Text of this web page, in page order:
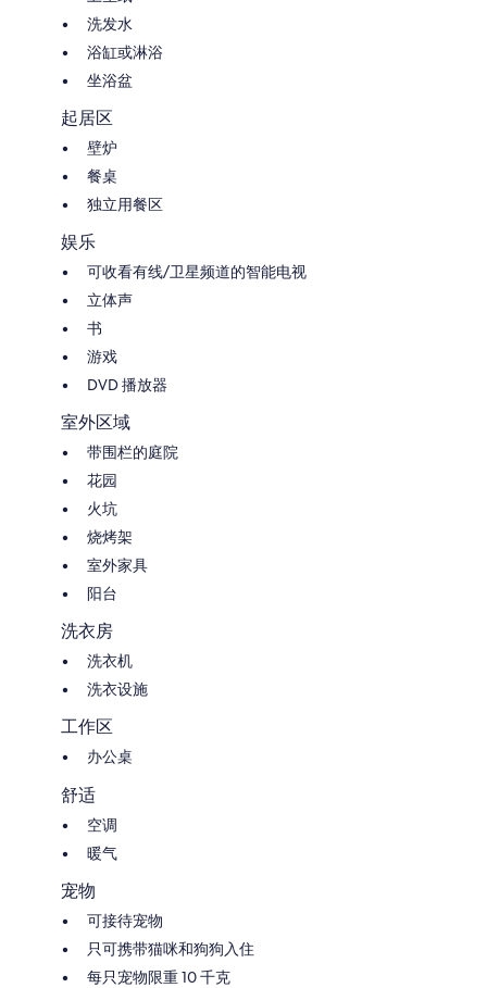
洗发水
浴缸或淋浴
坐浴盆
起居区
壁炉
餐桌
独立用餐区
娱乐
可收看有线/卫星频道的智能电视
立体声
书
游戏
DVD 播放器
室外区域
带围栏的庭院
花园
火坑
烧烤架
室外家具
阳台
洗衣房
洗衣机
洗衣设施
工作区
办公桌
舒适
空调
暖气
宠物
可接待宠物
只可携带猫咪和狗狗入住
每只宠物限重 10 千克